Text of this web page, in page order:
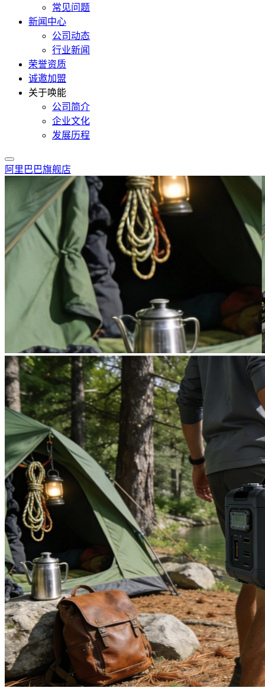
常见问题
新闻中心
公司动态
行业新闻
荣誉资质
诚邀加盟
关于唤能
公司简介
企业文化
发展历程
阿里巴巴旗舰店